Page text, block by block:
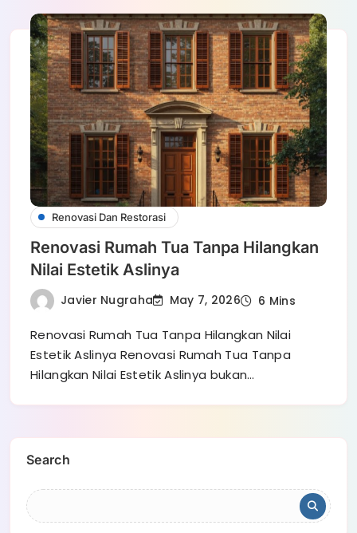
Renovasi Dan Restorasi
Renovasi Rumah Tua Tanpa Hilangkan
Nilai Estetik Aslinya
Javier Nugraha May 7, 2026 6 Mins
Renovasi Rumah Tua Tanpa Hilangkan Nilai
Estetik Aslinya Renovasi Rumah Tua Tanpa
Hilangkan Nilai Estetik Aslinya bukan…
Search